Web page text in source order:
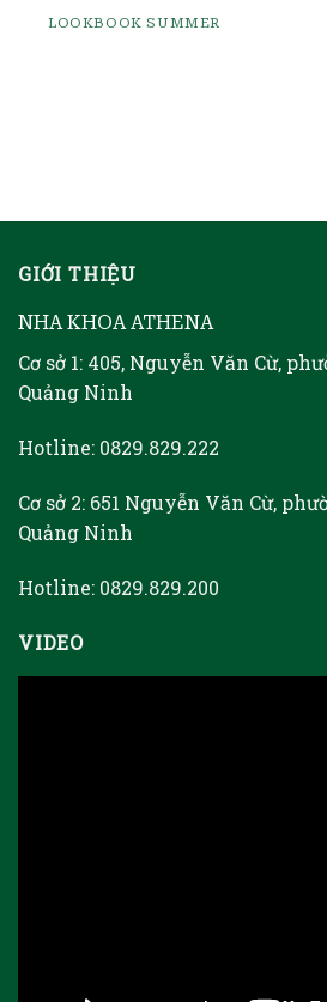
LOOKBOOK SUMMER
GIỚI THIỆU
NHA KHOA ATHENA
Cơ sở 1: 405, Nguyễn Văn Cừ,
Quảng Ninh
Hotline: 0829.829.222
Cơ sở 2: 651 Nguyễn Văn Cừ,
Quảng Ninh
Hotline: 0829.829.200
VIDEO